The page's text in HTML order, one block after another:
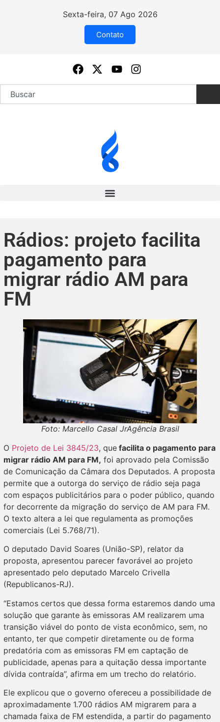
Sexta-feira, 07 Ago 2026
Contato
Rádios: projeto facilita
pagamento para
migrar rádio AM para
FM
Foto: Marcello Casal JrAgência Brasil
O Projeto de Lei 3845/23, que facilita o pagamento para
migrar rádio AM para FM, foi aprovado pela Comissão
de Comunicação da Câmara dos Deputados. A proposta
permite que a outorga do serviço de rádio seja paga
com espaços publicitários para o poder público, quando
for decorrente da migração do serviço de AM para FM.
O texto altera a lei que regulamenta as promoções
comerciais (Lei 5.768/71).
O deputado David Soares (União-SP), relator da
proposta, apresentou parecer favorável ao projeto
apresentado pelo deputado Marcelo Crivella
(Republicanos-RJ).
“Estamos certos que dessa forma estaremos dando uma
solução que garante às emissoras AM realizarem uma
transição viável do ponto de vista econômico, sem, no
entanto, ter que competir diretamente ou de forma
predatória com as emissoras FM em captação de
publicidade, apenas para a quitação dessa importante
dívida contraída”, afirma em um trecho do relatório.
Ele explicou que o governo ofereceu a possibilidade de
aproximadamente 1.700 rádios AM migrarem para a
chamada faixa de FM estendida, a partir do pagamento